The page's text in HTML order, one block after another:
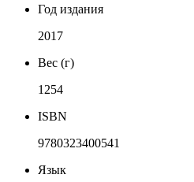
Год издания
2017
Вес (г)
1254
ISBN
9780323400541
Язык